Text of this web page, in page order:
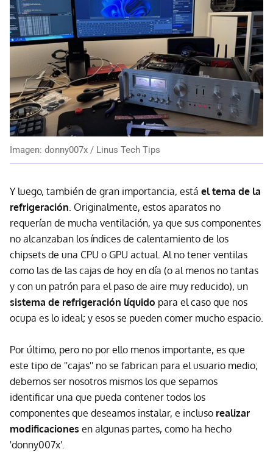
Imagen: donny007x / Linus Tech Tips
Y luego, también de gran importancia, está el tema de la
refrigeración. Originalmente, estos aparatos no
requerían de mucha ventilación, ya que sus componentes
no alcanzaban los índices de calentamiento de los
chipsets de una CPU o GPU actual. Al no tener ventilas
como las de las cajas de hoy en día (o al menos no tantas
y con un patrón para el paso de aire muy reducido), un
sistema de refrigeración líquido para el caso que nos
ocupa es lo ideal; y esos se pueden comer mucho espacio.
Por último, pero no por ello menos importante, es que
este tipo de ''cajas'' no se fabrican para el usuario medio;
debemos ser nosotros mismos los que sepamos
identificar una que pueda contener todos los
componentes que deseamos instalar, e incluso realizar
modificaciones en algunas partes, como ha hecho
'donny007x'.